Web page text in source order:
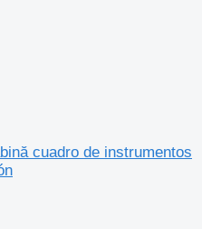
cuadro de instrumentos